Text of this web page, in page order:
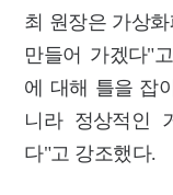
최 원장은 가상
만들어 가겠다"
에 대해 틀을 잡
니라 정상적인
다"고 강조했다.